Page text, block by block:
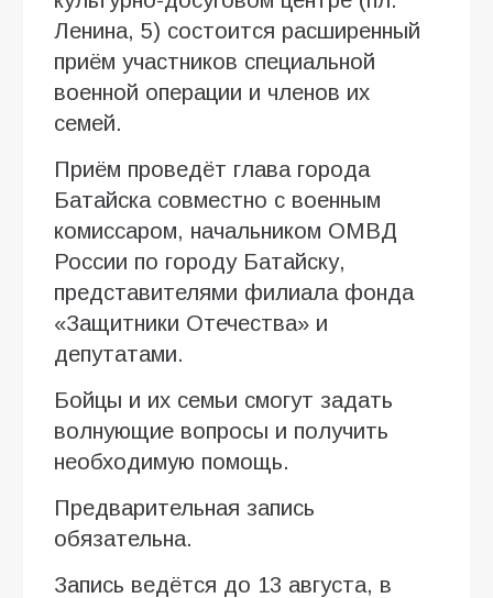
Ленина, 5) состоится расширенный
приём участников специальной
военной операции и членов их
семей.
Приём проведёт глава города
Батайска совместно с военным
комиссаром, начальником ОМВД
России по городу Батайску,
представителями филиала фонда
«Защитники Отечества» и
депутатами.
Бойцы и их семьи смогут задать
волнующие вопросы и получить
необходимую помощь.
Предварительная запись
обязательна.
Запись ведётся до 13 августа, в